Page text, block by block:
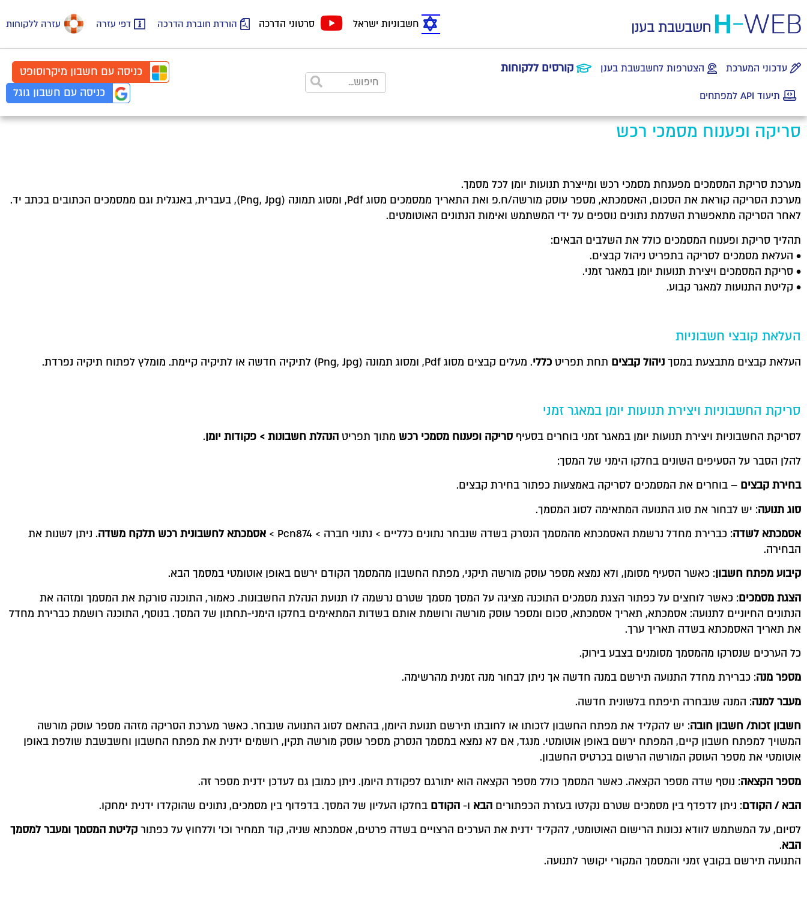
חשבוניות ישראל סרטוני הדרכה הורדת חוברת הדרכה דפי עזרה עזרה ללקוחות
עדכוני המערכת הצטרפות לחשבשבת בענן קורסים ללקוחות
תיעוד API למפתחים
כניסה עם חשבון מיקרוסופט
כניסה עם חשבון גוגל
סריקה ופענוח מסמכי רכש
מערכת סריקת המסמכים מפענחת מסמכי רכש ומייצרת תנועות יומן לכל מסמך.
מערכת הסריקה קוראת את הסכום, האסמכתא, מספר עוסק מורשה/ח.פ ואת התאריך ממסמכים מסוג Pdf, ומסוג תמונה (Png, Jpg), בעברית, באנגלית וגם ממסמכים הכתובים בכתב יד.
לאחר הסריקה מתאפשרת השלמת נתונים נוספים על ידי המשתמש ואימות הנתונים האוטומטים.
תהליך סריקת ופענוח המסמכים כולל את השלבים הבאים:
• העלאת מסמכים לסריקה בתפריט ניהול קבצים.
• סריקת המסמכים ויצירת תנועות יומן במאגר זמני.
• קליטת התנועות למאגר קבוע.
העלאת קובצי חשבוניות
העלאת קבצים מתבצעת במסך ניהול קבצים תחת תפריט כללי. מעלים קבצים מסוג Pdf, ומסוג תמונה (Png, Jpg) לתיקיה חדשה או לתיקיה קיימת. מומלץ לפתוח תיקיה נפרדת.
סריקת החשבוניות ויצירת תנועות יומן במאגר זמני
לסריקת החשבוניות ויצירת תנועות יומן במאגר זמני בוחרים בסעיף סריקה ופענוח מסמכי רכש מתוך תפריט הנהלת חשבונות > פקודות יומן.
להלן הסבר על הסעיפים השונים בחלקו הימני של המסך:
בחירת קבצים – בוחרים את המסמכים לסריקה באמצעות כפתור בחירת קבצים.
סוג תנועה: יש לבחור את סוג התנועה המתאימה לסוג המסמך.
אסמכתא לשדה: כברירת מחדל נרשמת האסמכתא מהמסמך הנסרק בשדה שנבחר נתונים כלליים > נתוני חברה > Pcn874 > אסמכתא לחשבונית רכש תלקח משדה. ניתן לשנות את
הבחירה.
קיבוע מפתח חשבון: כאשר הסעיף מסומן, ולא נמצא מספר עוסק מורשה תיקני, מפתח החשבון מהמסמך הקודם ירשם באופן אוטומטי במסמך הבא.
הצגת מסמכים: כאשר לוחצים על כפתור הצגת מסמכים התוכנה מציגה על המסך מסמך שטרם נרשמה לו תנועת הנהלת החשבונות. כאמור, התוכנה סורקת את המסמך ומזהה את
הנתונים החיוניים לתנועה: אסמכתא, תאריך אסמכתא, סכום ומספר עוסק מורשה ורושמת אותם בשדות המתאימים בחלקו הימני-תחתון של המסך. בנוסף, התוכנה רושמת כברירת מחדל
את תאריך האסמכתא בשדה תאריך ערך.
כל הערכים שנסרקו מהמסמך מסומנים בצבע בירוק.
מספר מנה: כברירת מחדל התנועה תירשם במנה חדשה אך ניתן לבחור מנה זמנית מהרשימה.
מעבר למנה: המנה שנבחרה תיפתח בלשונית חדשה.
חשבון זכות/ חשבון חובה: יש להקליד את מפתח החשבון לזכותו או לחובתו תירשם תנועת היומן, בהתאם לסוג התנועה שנבחר. כאשר מערכת הסריקה מזהה מספר עוסק מורשה
המשויך למפתח חשבון קיים, המפתח ירשם באופן אוטומטי. מנגד, אם לא נמצא במסמך הנסרק מספר עוסק מורשה תקין, רושמים ידנית את מפתח החשבון וחשבשבת שולפת באופן
אוטומטי את מספר העוסק המורשה הרשום בכרטיס החשבון.
מספר הקצאה: נוסף שדה מספר הקצאה. כאשר המסמך כולל מספר הקצאה הוא יתורגם לפקודת היומן. ניתן כמובן גם לעדכן ידנית מספר זה.
הבא / הקודם: ניתן לדפדף בין מסמכים שטרם נקלטו בעזרת הכפתורים הבא ו- הקודם בחלקו העליון של המסך. בדפדוף בין מסמכים, נתונים שהוקלדו ידנית ימחקו.
לסיום, על המשתמש לוודא נכונות הרישום האוטומטי, להקליד ידנית את הערכים הרצויים בשדה פרטים, אסמכתא שניה, קוד תמחיר וכו' וללחוץ על כפתור קליטת המסמך ומעבר למסמך
הבא.
התנועה תירשם בקובץ זמני והמסמך המקורי יקושר לתנועה.